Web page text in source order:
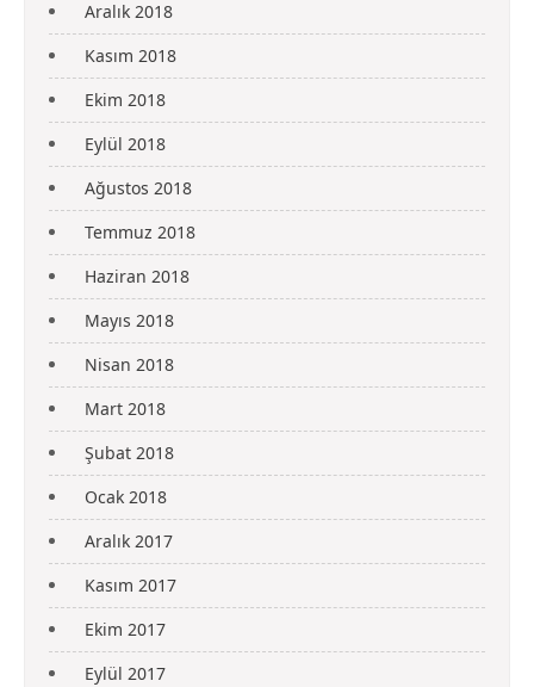
Aralık 2018
Kasım 2018
Ekim 2018
Eylül 2018
Ağustos 2018
Temmuz 2018
Haziran 2018
Mayıs 2018
Nisan 2018
Mart 2018
Şubat 2018
Ocak 2018
Aralık 2017
Kasım 2017
Ekim 2017
Eylül 2017